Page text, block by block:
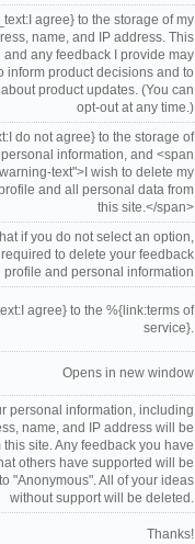
agree} to the storage of my
name, and IP address. This
and any feedback I provide may
inform product decisions and to
product updates. (You can
opt-out at any time.)
do not agree} to the storage of
information, and <span
text">I wish to delete my
and all personal data from
this site.</span>
if you do not select an option,
to delete your feedback
profile and personal information
agree} to the %{link:terms of
service}.
Opens in new window
personal information, including
name, and IP address will be
site. Any feedback you have
others have supported will be
"Anonymous". All of your ideas
without support will be deleted.
Thanks!